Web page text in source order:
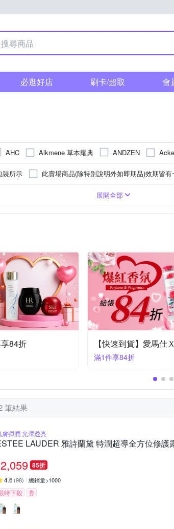
必逛好店 刷卡/超取 會
AHC Alkmene 草本耀典 ANDZEN
Klein 凱文克萊
CeraVe 適樂膚 Cetaphil
Estee Lauder 雅詩蘭黛
G&M Giorgio
SHISEIDO 資生堂 Sulwhasoo 雪花秀
希思黎
SK-II/SK2 St.Clare 聖克萊爾
裝所示 此賣場商品(除特別說明外如即期品)效期皆有
保存期限三年，製造日期或有效期限，請詳
主。
詳見產品外包裝 3年(實際效期依瓶身所
依包裝上標示 如外包裝所示 依商品外
見產品包裝標示。
依包裝上所示 依商品標示
製造日期或有效期限，請詳見產品包裝標示
詳情
保存期限、有效期限請詳見產品包裝標示。
四年，製
詳見商品外包裝
依包裝顯示
潔顏
液
除毛膏
香氛蠟燭
柑苔調 東方調
眼部
展開全部
星商品5折up 美妝保養快速到貨
滿1件享85折
筆結果
膚彈潤 光澤透亮
LAUDER 雅詩蘭黛 特潤超導全方位修護
2,059 85折
4.6 (98) 總銷量>1000
時下殺 券